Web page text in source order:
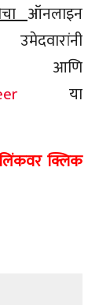
ऑनलाइन
या
क्लिक